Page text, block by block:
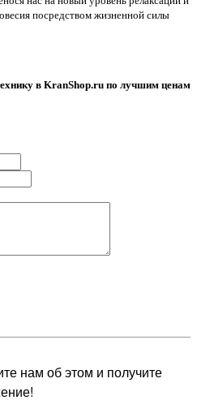
посредством жизненной силы
в KranShop.ru по лучшим ценам
нам об этом и получите